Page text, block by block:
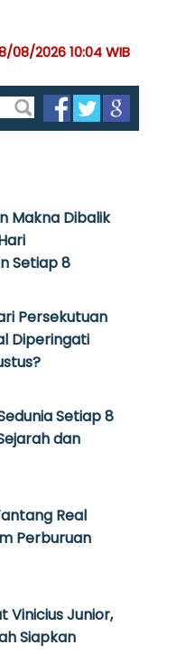
08/2026 10:04 WIB
Makna Dibalik
Setiap 8
Persekutuan
Diperingati
Setiap 8
dan
Real
Perburuan
Vinicius Junior,
Siapkan